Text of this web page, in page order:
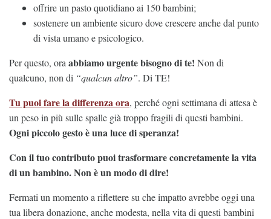
offrire un pasto quotidiano ai 150 bambini;
sostenere un ambiente sicuro dove crescere anche dal punto
di vista umano e psicologico.
Per questo, ora abbiamo urgente bisogno di te! Non di
qualcuno, non di “qualcun altro”. Di TE!
Tu puoi fare la differenza ora, perché ogni settimana di attesa è
un peso in più sulle spalle già troppo fragili di questi bambini.
Ogni piccolo gesto è una luce di speranza!
Con il tuo contributo puoi trasformare concretamente la vita
di un bambino. Non è un modo di dire!
Fermati un momento a riflettere su che impatto avrebbe oggi una
tua libera donazione, anche modesta, nella vita di questi bambini